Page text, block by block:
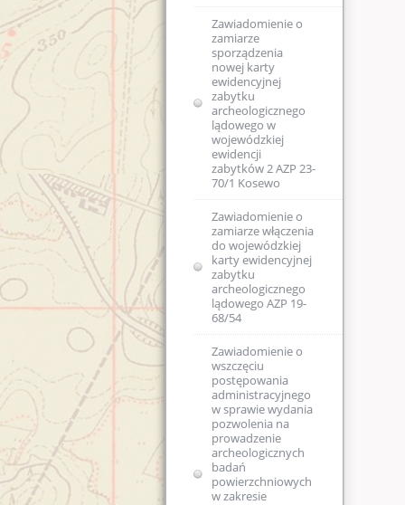
Zawiadomienie o
zamiarze
sporządzenia
nowej karty
ewidencyjnej
zabytku
archeologicznego
lądowego w
wojewódzkiej
ewidencji
zabytków 2 AZP 23-
70/1 Kosewo
Zawiadomienie o
zamiarze włączenia
do wojewódzkiej
karty ewidencyjnej
zabytku
archeologicznego
lądowego AZP 19-
68/54
Zawiadomienie o
wszczęciu
postępowania
administracyjnego
w sprawie wydania
pozwolenia na
prowadzenie
archeologicznych
badań
powierzchniowych
w zakresie